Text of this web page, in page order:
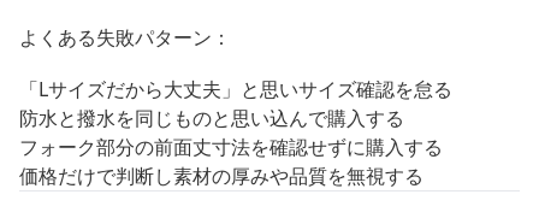
よくある失敗パターン：
「Lサイズだから大丈夫」と思いサイズ確認を怠る
防水と撥水を同じものと思い込んで購入する
フォーク部分の前面丈寸法を確認せずに購入する
価格だけで判断し素材の厚みや品質を無視する